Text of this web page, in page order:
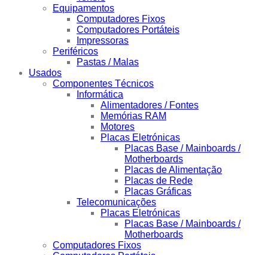
Equipamentos
Computadores Fixos
Computadores Portáteis
Impressoras
Periféricos
Pastas / Malas
Usados
Componentes Técnicos
Informática
Alimentadores / Fontes
Memórias RAM
Motores
Placas Eletrónicas
Placas Base / Mainboards /
Motherboards
Placas de Alimentação
Placas de Rede
Placas Gráficas
Telecomunicações
Placas Eletrónicas
Placas Base / Mainboards /
Motherboards
Computadores Fixos